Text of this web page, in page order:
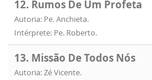
12. Rumos De Um Profeta
Autoria: Pe. Anchieta.
Intérprete: Pe. Roberto.
13. Missão De Todos Nós
Autoria: Zé Vicente.